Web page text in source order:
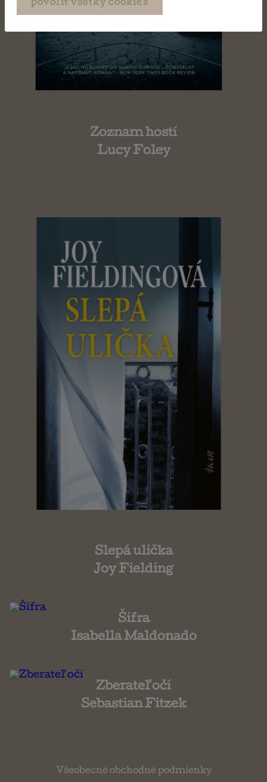
Zoznam hostí
Lucy Foley
Slepá ulička
Joy Fielding
Šifra
Isabella Maldonado
Zberateľ očí
Sebastian Fitzek
Všeobecné obchodné podmienky
povoliť všetky cookies